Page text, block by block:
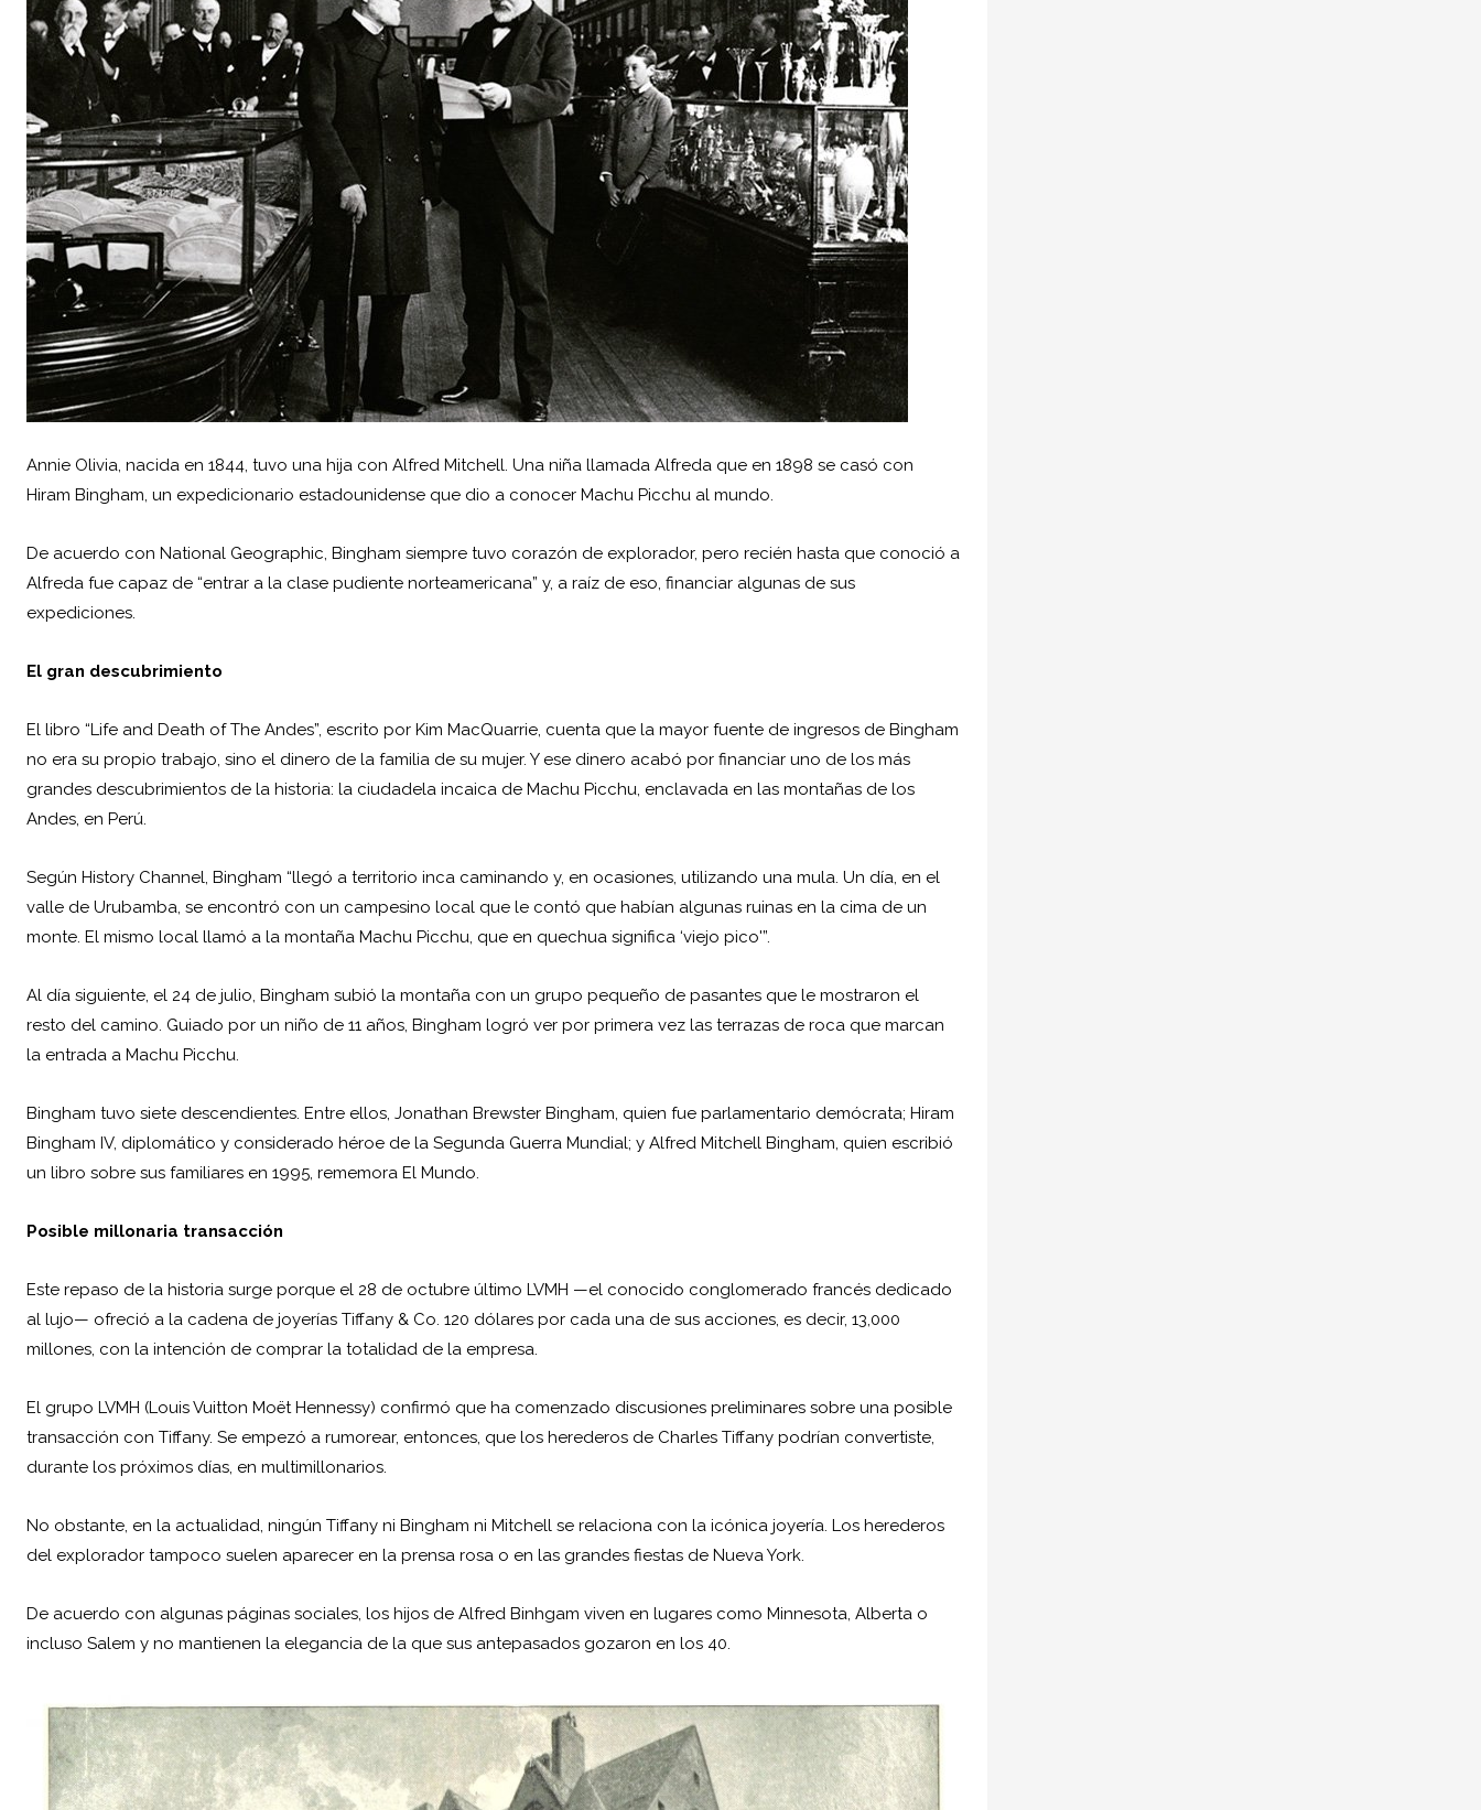
Annie Olivia, nacida en 1844, tuvo una hija con Alfred Mitchell. Una niña llamada Alfreda que en 1898 se casó con
Hiram Bingham , un expedicionario estadounidense que dio a conocer Machu Picchu al mundo.
De acuerdo con National Geographic, Bingham siempre tuvo corazón de explorador, pero recién hasta que conoció a
Alfreda fue capaz de “entrar a la clase pudiente norteamericana” y, a raíz de eso, financiar algunas de sus
expediciones.
El gran descubrimiento
El libro “Life and Death of The Andes”, escrito por Kim MacQuarrie, cuenta que la mayor fuente de ingresos de Bingham
no era su propio trabajo, sino el dinero de la familia de su mujer. Y ese dinero acabó por financiar uno de los más
grandes descubrimientos de la historia: la ciudadela incaica de Machu Picchu, enclavada en las montañas de los
Andes, en Perú.
Según History Channel, Bingham “llegó a territorio inca caminando y, en ocasiones, utilizando una mula. Un día, en el
valle de Urubamba, se encontró con un campesino local que le contó que habían algunas ruinas en la cima de un
monte. El mismo local llamó a la montaña Machu Picchu, que en quechua significa ‘viejo pico'”.
Al día siguiente, el 24 de julio, Bingham subió la montaña con un grupo pequeño de pasantes que le mostraron el
resto del camino. Guiado por un niño de 11 años, Bingham logró ver por primera vez las terrazas de roca que marcan
la entrada a Machu Picchu.
Bingham tuvo siete descendientes. Entre ellos, Jonathan Brewster Bingham, quien fue parlamentario demócrata; Hiram
Bingham IV, diplomático y considerado héroe de la Segunda Guerra Mundial; y Alfred Mitchell Bingham, quien escribió
un libro sobre sus familiares en 1995, rememora El Mundo.
Posible millonaria transacción
Este repaso de la historia surge porque el 28 de octubre último LVMH —el conocido conglomerado francés dedicado
al lujo— ofreció a la cadena de joyerías Tiffany & Co. 120 dólares por cada una de sus acciones, es decir, 13,000
millones, con la intención de comprar la totalidad de la empresa.
El grupo LVMH (Louis Vuitton Moët Hennessy) confirmó que ha comenzado discusiones preliminares sobre una posible
transacción con Tiffany. Se empezó a rumorear, entonces, que los herederos de Charles Tiffany podrían convertiste,
durante los próximos días, en multimillonarios.
No obstante, en la actualidad, ningún Tiffany ni Bingham ni Mitchell se relaciona con la icónica joyería. Los herederos
del explorador tampoco suelen aparecer en la prensa rosa o en las grandes fiestas de Nueva York.
De acuerdo con algunas páginas sociales, los hijos de Alfred Binhgam viven en lugares como Minnesota, Alberta o
incluso Salem y no mantienen la elegancia de la que sus antepasados gozaron en los 40.